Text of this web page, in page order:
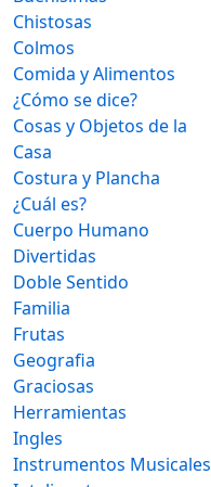
Chistosas
Colmos
Comida y Alimentos
¿Cómo se dice?
Cosas y Objetos de la
Casa
Costura y Plancha
¿Cuál es?
Cuerpo Humano
Divertidas
Doble Sentido
Familia
Frutas
Geografia
Graciosas
Herramientas
Ingles
Instrumentos Musicales